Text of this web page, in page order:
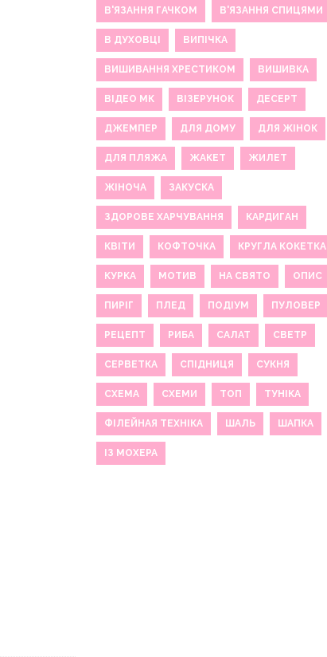
В'ЯЗАННЯ ГАЧКОМ В'ЯЗАННЯ СПИЦЯМИ
В ДУХОВЦІ ВИПІЧКА
ВИШИВАННЯ ХРЕСТИКОМ ВИШИВКА
ВІДЕО МК ВІЗЕРУНОК ДЕСЕРТ
ДЖЕМПЕР ДЛЯ ДОМУ ДЛЯ ЖІНОК
ДЛЯ ПЛЯЖА ЖАКЕТ ЖИЛЕТ
ЖІНОЧА ЗАКУСКА
ЗДОРОВЕ ХАРЧУВАННЯ КАРДИГАН
КВІТИ КОФТОЧКА КРУГЛА КОКЕТКА
КУРКА МОТИВ НА СВЯТО ОПИС
ПИРІГ ПЛЕД ПОДІУМ ПУЛОВЕР
РЕЦЕПТ РИБА САЛАТ СВЕТР
СЕРВЕТКА СПІДНИЦЯ СУКНЯ
СХЕМА СХЕМИ ТОП ТУНІКА
ФІЛЕЙНАЯ ТЕХНІКА ШАЛЬ ШАПКА
ІЗ МОХЕРА